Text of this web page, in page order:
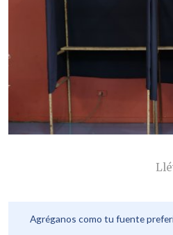
Agréganos como tu fuente